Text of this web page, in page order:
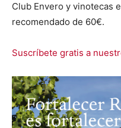
Club Envero y vinotecas
recomendado de 60€.
Suscríbete gratis a